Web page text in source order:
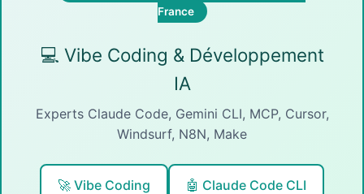
France
💻 Vibe Coding & Développement
IA
Experts Claude Code, Gemini CLI, MCP, Cursor,
Windsurf, N8N, Make
🚀 Vibe Coding 🤖 Claude Code CLI